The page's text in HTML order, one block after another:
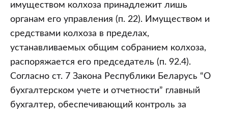
имуществом колхоза принадлежит лишь
органам его управления (п. 22). Имуществом и
средствами колхоза в пределах,
устанавливаемых общим собранием колхоза,
распоряжается его председатель (п. 92.4).
Согласно ст. 7 Закона Республики Беларусь “О
бухгалтерском учете и отчетности” главный
бухгалтер, обеспечивающий контроль за